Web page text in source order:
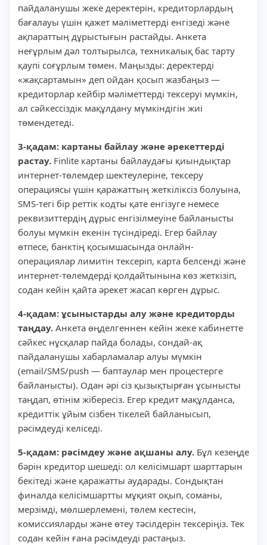
пайдаланушы жеке деректерін, кредиторлардың
бағалауы үшін қажет мәліметтерді енгізеді және
ақпараттың дұрыстығын растайды. Анкета
неғұрлым дәл толтырылса, техникалық бас тарту
қаупі соғұрлым төмен. Маңызды: деректерді
«жақсартамын» деп ойдан қосып жазбаңыз —
кредиторлар кейбір мәліметтерді тексеруі мүмкін,
ал сәйкессіздік мақұлдану мүмкіндігін жиі
төмендетеді.
3-қадам: картаны байлау және әрекеттерді
растау. Finlite картаны байлаудағы қиындықтар
интернет-төлемдер шектеулеріне, тексеру
операциясы үшін қаражаттың жеткіліксіз болуына,
SMS-тегі бір реттік кодты қате енгізуге немесе
реквизиттердің дұрыс енгізілмеуіне байланысты
болуы мүмкін екенін түсіндіреді. Егер байлау
өтпесе, банктің қосымшасында онлайн-
операциялар лимитін тексеріп, карта белсенді және
интернет-төлемдерді қолдайтынына көз жеткізіп,
содан кейін қайта әрекет жасап көрген дұрыс.
4-қадам: ұсыныстарды алу және кредиторды
таңдау. Анкета өңделгеннен кейін жеке кабинетте
сәйкес нұсқалар пайда болады, сондай-ақ
пайдаланушы хабарламалар алуы мүмкін
(email/SMS/push — баптаулар мен процестерге
байланысты). Одан әрі сіз қызықтырған ұсынысты
таңдап, өтінім жібересіз. Егер кредит мақұлданса,
кредиттік ұйым сізбен тікелей байланысып,
рәсімдеуді келіседі.
5-қадам: рәсімдеу және ақшаны алу. Бұл кезеңде
бәрін кредитор шешеді: ол келісімшарт шарттарын
бекітеді және қаражатты аударады. Сондықтан
финалда келісімшартты мұқият оқып, соманы,
мерзімді, мөлшерлемені, төлем кестесін,
комиссияларды және өтеу тәсілдерін тексеріңіз. Тек
содан кейін ғана рәсімдеуді растаңыз.